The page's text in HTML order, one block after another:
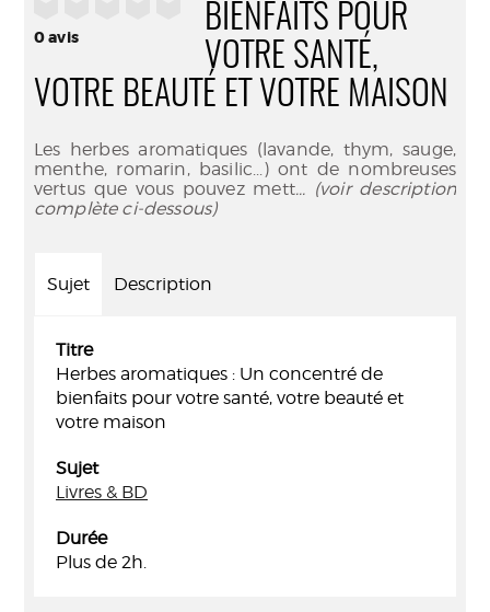
0avis
BIENFAITS POUR
VOTRE SANTÉ,
VOTRE BEAUTÉ ET VOTRE MAISON
Les herbes aromatiques (lavande, thym, sauge,
menthe, romarin, basilic...) ont de nombreuses
vertus que vous pouvez mett... (voir description
complète ci-dessous)
Sujet Description
Titre
Herbes aromatiques : Un concentré de
bienfaits pour votre santé, votre beauté et
votre maison
Sujet
Livres & BD
Durée
Plus de 2h.